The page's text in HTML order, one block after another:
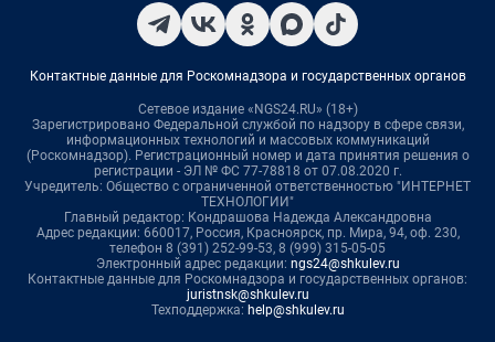
Контактные данные для Роскомнадзора и государственных органов
Сетевое издание «NGS24.RU» (18+)
Зарегистрировано Федеральной службой по надзору в сфере связи,
информационных технологий и массовых коммуникаций
(Роскомнадзор). Регистрационный номер и дата принятия решения о
регистрации - ЭЛ № ФС 77-78818 от 07.08.2020 г.
Учредитель: Общество с ограниченной ответственностью "ИНТЕРНЕТ
ТЕХНОЛОГИИ"
Главный редактор: Кондрашова Надежда Александровна
Адрес редакции: 660017, Россия, Красноярск, пр. Мира, 94, оф. 230,
телефон 8 (391) 252-99-53, 8 (999) 315-05-05
Электронный адрес редакции: ngs24@shkulev.ru
Контактные данные для Роскомнадзора и государственных органов:
juristnsk@shkulev.ru
Техподдержка: help@shkulev.ru